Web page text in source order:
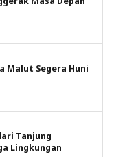
Malut Segera Huni
Tanjung
Lingkungan